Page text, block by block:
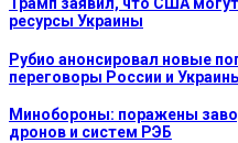
ресурсы Украины
Рубио анонсировал новые
переговоры России и
Минобороны: поражены
дронов и систем РЭБ